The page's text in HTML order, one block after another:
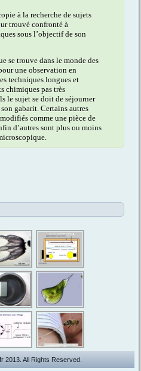
à la recherche de sujets
trouvé confronté à
sous l’objectif de son
se trouve dans le monde des
une observation en
techniques longues et
chimiques pas très
le sujet se doit de séjourner
gabarit. Certains autres
comme une pièce de
d’autres sont plus ou moins
2013. All Rights Reserved.